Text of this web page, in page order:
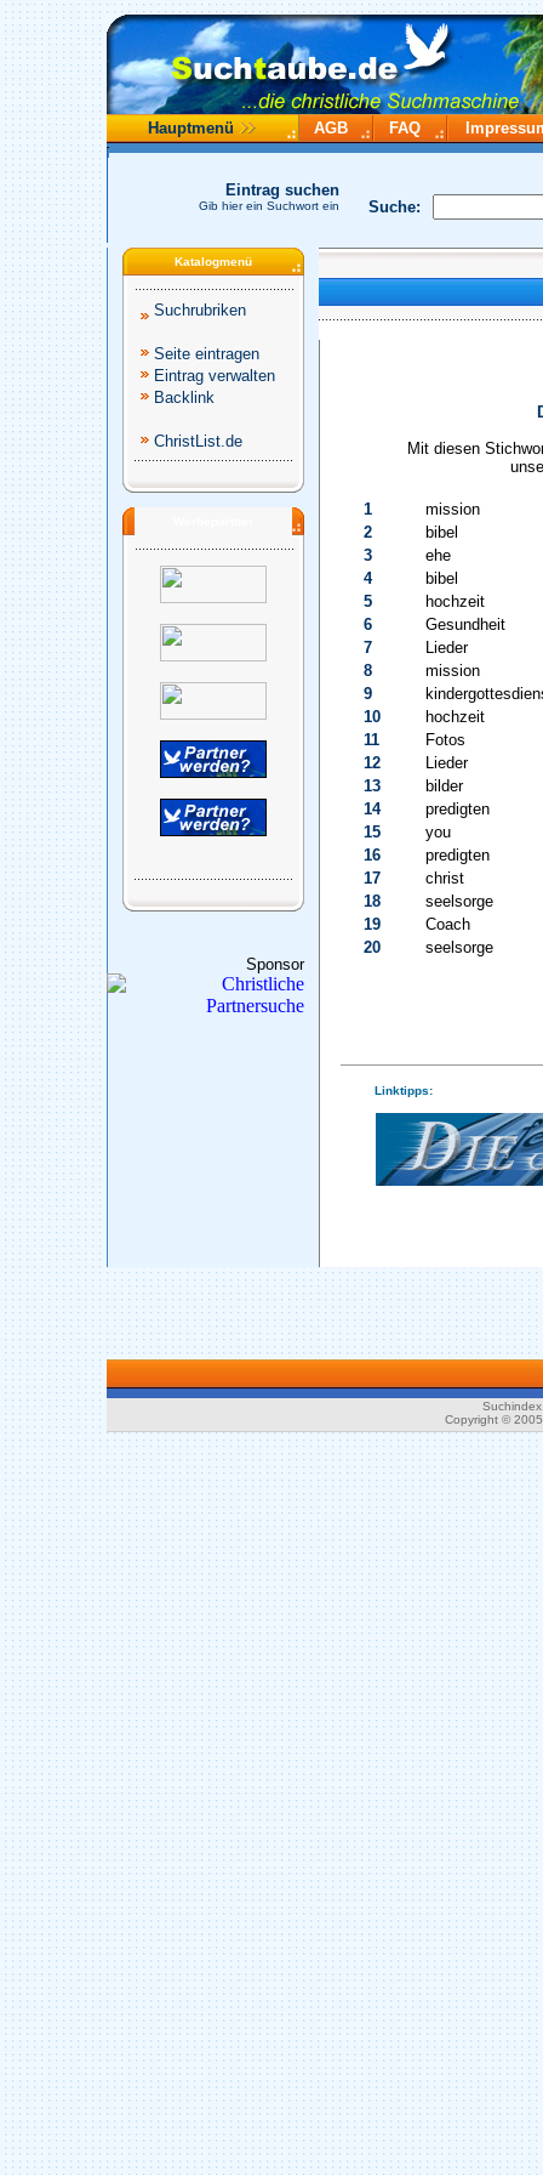
Hauptmenü AGB FAQ
Suche:
Eintrag suchen
Gib hier ein Suchwort ein
Katalogmenü
Suchrubriken
Seite eintragen
Eintrag verwalten
Backlink
ChristList.de
Sponsor
Mit diesen
1
mission
2
bibel
3
ehe
4
bibel
5
hochzeit
6
Gesundheit
7
Lieder
8
mission
9
10
hochzeit
11
Fotos
12
Lieder
13
bilder
14
predigten
15
you
16
predigten
17
christ
18
seelsorge
19
Coach
20
seelsorge
Linktipps:
Copyright ©